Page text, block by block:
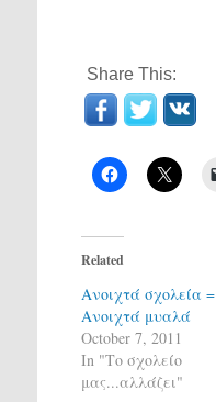
Share This:
Related
Ανοιχτά σχολεία =
Ανοιχτά μυαλά
October 7, 2011
In "Το σχολείο
μας...αλλάζει"